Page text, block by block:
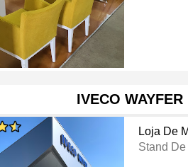
IVECO WAYFER
Loja De
Stand